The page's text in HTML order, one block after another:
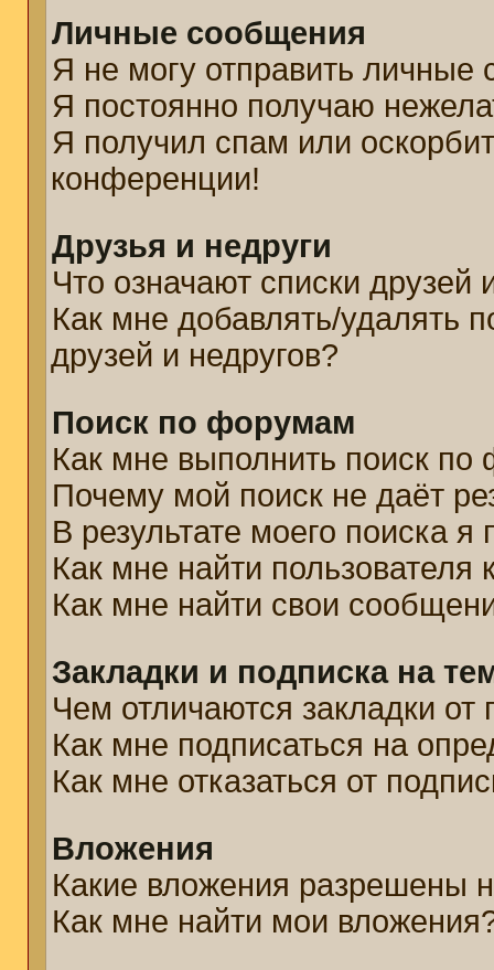
Личные сообщения
Я не могу отправить личные
Я постоянно получаю
Я получил спам или
конференции!
Друзья и недруги
Что означают списки друзей
Как мне добавлять/удалять
друзей и недругов?
Поиск по форумам
Как мне выполнить поиск
Почему мой поиск не даёт
В результате моего поиска
Как мне найти пользователя
Как мне найти свои
Закладки и подписка на
Чем отличаются закладки от
Как мне подписаться на
Как мне отказаться от
Вложения
Какие вложения разрешены
Как мне найти мои